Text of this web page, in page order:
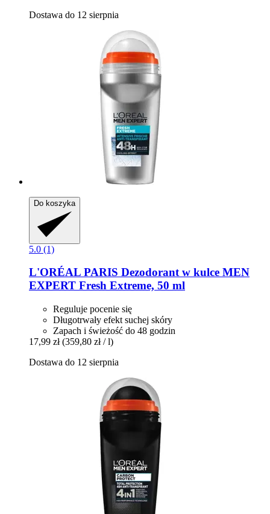
Dostawa do 12 sierpnia
Do koszyka
5.0 (1)
L'ORÉAL PARIS Dezodorant w kulce MEN
EXPERT Fresh Extreme, 50 ml
Reguluje pocenie się
Długotrwały efekt suchej skóry
Zapach i świeżość do 48 godzin
17,99 zł (359,80 zł / l)
Dostawa do 12 sierpnia